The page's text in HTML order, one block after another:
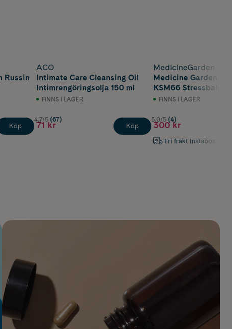
Russin
Köp
ACO
Intimate Care Cleansing Oil
Intimrengöringsolja 150 ml
FINNS I LAGER
4.7/5 (67)
71 kr Köp
MedicineGarden
Medicine Garden
KSM66
kapslar
FINNS I LAGER
5.0/5 (4)
300 kr
Fri frakt Instabox